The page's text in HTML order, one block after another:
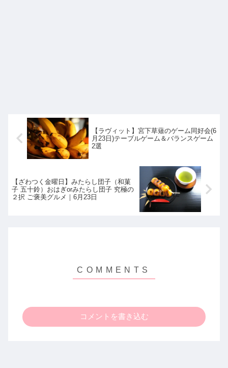
【ラヴィット】宮下草薙のゲーム同好会(6
月23日)テーブルゲーム＆バランスゲーム
2選
【ざわつく金曜日】みたらし団子（和菓
子 五十鈴）おはぎorみたらし団子 究極の
２択 ご褒美グルメ｜6月23日
コメントを書き込む